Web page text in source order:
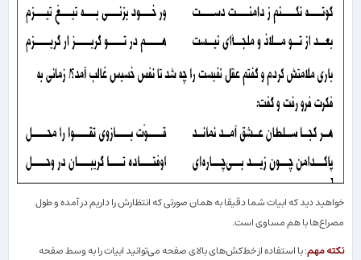
خواهید دید كه ابیات شما دقیقا به همان‌ صورتی كه انتظارش را داریم در آمده و طول
مصراع‌ها با هم مساوی است.
نكته مهم: با استفاده از خط‌كش‌های بالای صفحه می‌توانید ابیات را به وسط صفحه